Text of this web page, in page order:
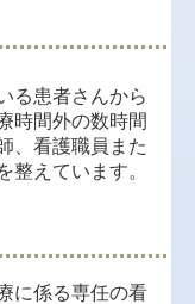
る患者さんから
時間外の数時間
、看護職員また
整えています。
に係る専任の看